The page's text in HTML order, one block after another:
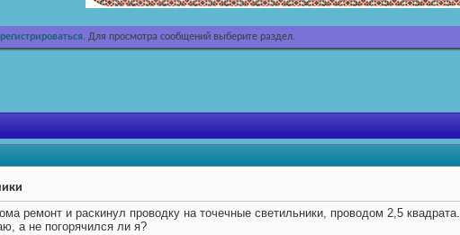
. Для просмотра сообщений выберите раздел.
ремонт и раскинул проводку на точечные светильники, проводом 2,5 квадрата.
а не погорячился ли я?